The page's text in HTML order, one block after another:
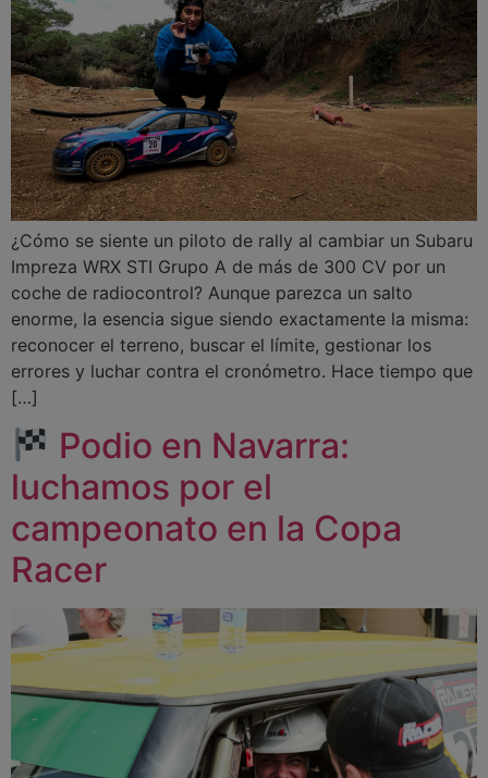
¿Cómo se siente un piloto de rally al cambiar un Subaru
Impreza WRX STI Grupo A de más de 300 CV por un
coche de radiocontrol? Aunque parezca un salto
enorme, la esencia sigue siendo exactamente la misma:
reconocer el terreno, buscar el límite, gestionar los
errores y luchar contra el cronómetro. Hace tiempo que
[…]
Podio en Navarra:
luchamos por el
campeonato en la Copa
Racer